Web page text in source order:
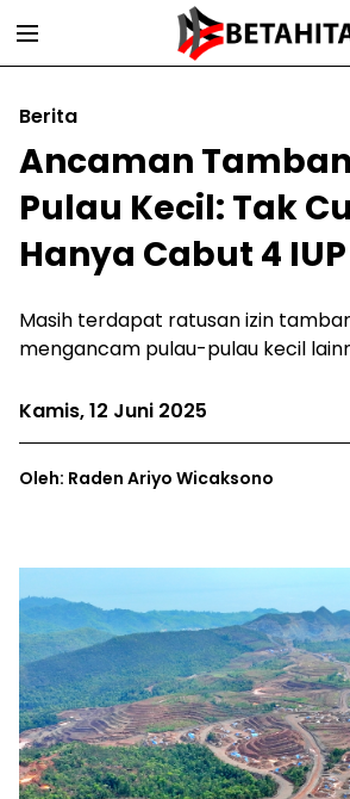
Berita
Ancaman
Pulau Kecil: Tak
Hanya Cabut 4 IUP
Masih terdapat ratusan izin
mengancam pulau-pulau kecil
Kamis, 12 Juni 2025
Oleh: Raden Ariyo Wicaksono